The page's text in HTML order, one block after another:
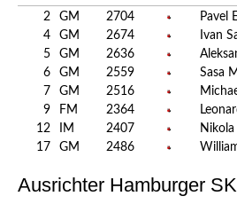
2
GM 2704 Pavel
4
GM 2674 Ivan
5
GM 2636
6
GM 2559 Sasa
7
GM 2516
9
FM 2364
12
IM 2407
17
GM 2486
Ausrichter Hamburger SK